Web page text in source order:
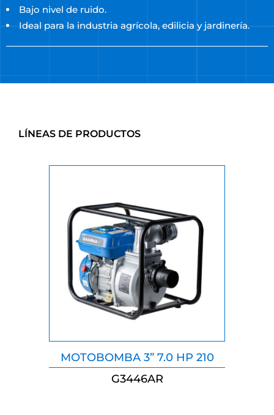
Bajo nivel de ruido.
Ideal para la industria agrícola, edilicia y jardinería.
LÍNEAS DE PRODUCTOS
MOTOBOMBA 3” 7.0 HP 210
G3446AR